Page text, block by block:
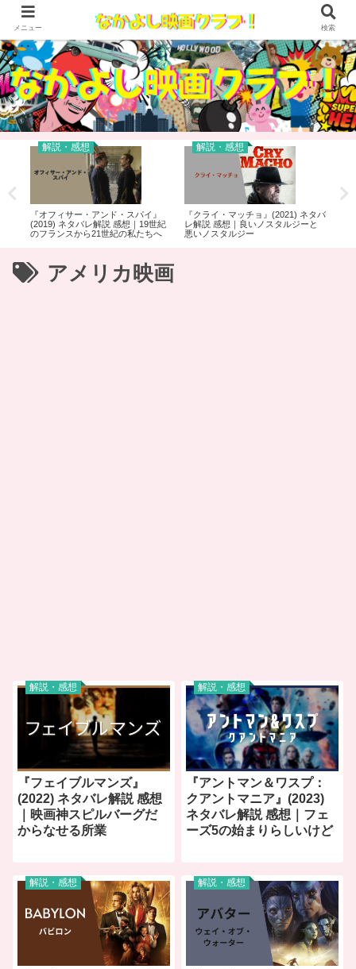
解説・感想
『オフィサー・アンド・スパイ』
(2019) ネタバレ解説 感想｜19世紀
のフランスから21世紀の私たちへ
解説・感想
『クライ・マッチョ』(2021) ネタバ
レ解説 感想｜良いノスタルジーと
悪いノスタルジー
アメリカ映画
解説・感想
『フェイブルマンズ』
(2022) ネタバレ解説 感想
｜映画神スピルバーグだ
からなせる所業
解説・感想
『アントマン＆ワスプ：
クアントマニア』(2023)
ネタバレ解説 感想｜フェ
ーズ5の始まりらしいけど
解説・感想 解説・感想
メニュー 検索